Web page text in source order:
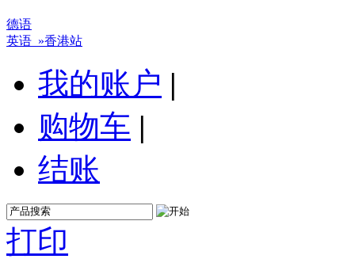
德语
英语 »香港站
我的账户 |
购物车 |
结账
打印